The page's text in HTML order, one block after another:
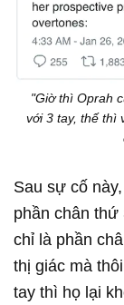
"Giờ thì Oprah
với 3 tay, thế thì
Sau sự cố
phần chân thứ
chỉ là phần
thị giác mà
tay thì họ lại